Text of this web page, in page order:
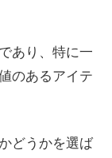
あり、特に一
のあるアイテ
どうかを選ば